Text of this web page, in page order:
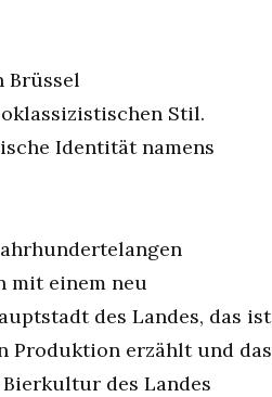
Brüssel
Stil.
Identität namens
mit einem neu
des Landes, das ist
Produktion erzählt und das
des Landes